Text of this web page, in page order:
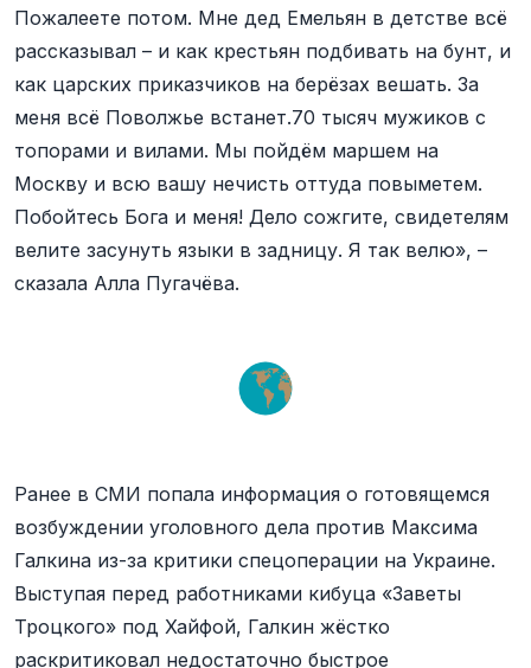
Пожалеете потом. Мне дед Емельян в детстве всё
рассказывал – и как крестьян подбивать на бунт, и
как царских приказчиков на берёзах вешать. За
меня всё Поволжье встанет.70 тысяч мужиков с
топорами и вилами. Мы пойдём маршем на
Москву и всю вашу нечисть оттуда повыметем.
Побойтесь Бога и меня! Дело сожгите, свидетелям
велите засунуть языки в задницу. Я так велю», –
сказала Алла Пугачёва.
Ранее в СМИ попала информация о готовящемся
возбуждении уголовного дела против Максима
Галкина из-за критики спецоперации на Украине.
Выступая перед работниками кибуца «Заветы
Троцкого» под Хайфой, Галкин жёстко
раскритиковал недостаточно быстрое